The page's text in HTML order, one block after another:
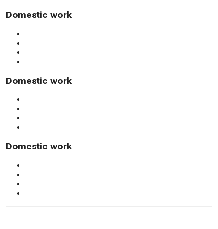
Domestic work
Domestic work
Domestic work